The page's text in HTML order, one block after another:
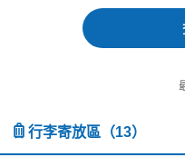
行李寄放區 （13）